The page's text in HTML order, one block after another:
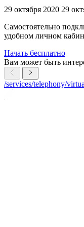
29 октября 2020 29
Самостоятельно
удобном личном
Начать бесплатно
Вам может быть
/services/telephony/